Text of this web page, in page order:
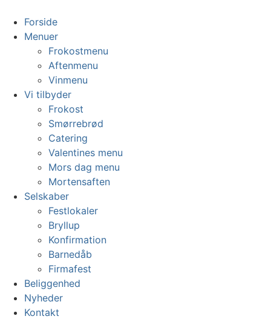
indhold
Forside
Menuer
Frokostmenu
Aftenmenu
Vinmenu
Vi tilbyder
Frokost
Smørrebrød
Catering
Valentines menu
Mors dag menu
Mortensaften
Selskaber
Festlokaler
Bryllup
Konfirmation
Barnedåb
Firmafest
Beliggenhed
Nyheder
Kontakt